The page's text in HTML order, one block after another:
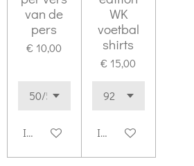
van de
pers
€ 10,00
In winkelwagen
WK
voetbal
shirts
€ 15,00
In winkelwagen